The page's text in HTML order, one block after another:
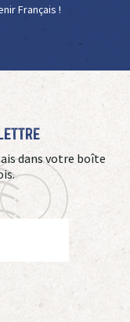
Français !
dans votre boîte